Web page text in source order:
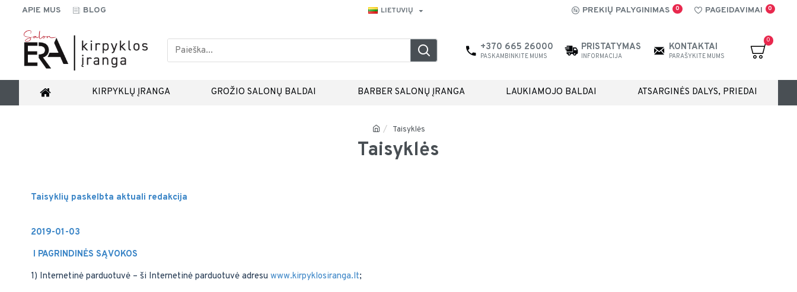
APIE MUS BLOG LIETUVIŲ PREKIŲ PALYGINIMAS 0 PAGEIDAVIMAI 0
+370 665 26000
PASKAMBINKITE MUMS
PRISTATYMAS
INFORMACIJA
KONTAKTAI
PARAŠYKITE MUMS
0
KIRPYKLŲ ĮRANGA GROŽIO SALONŲ BALDAI BARBER SALONŲ ĮRANGA LAUKIAMOJO BALDAI ATSARGINĖS DALYS, PRIEDAI
Taisyklės
Taisyklės
Taisyklių paskelbta aktuali redakcija
2019-01-03
I PAGRINDINĖS SĄVOKOS
1) Internetinė parduotuvė – ši Internetinė parduotuvė adresu www.kirpyklosiranga.lt;